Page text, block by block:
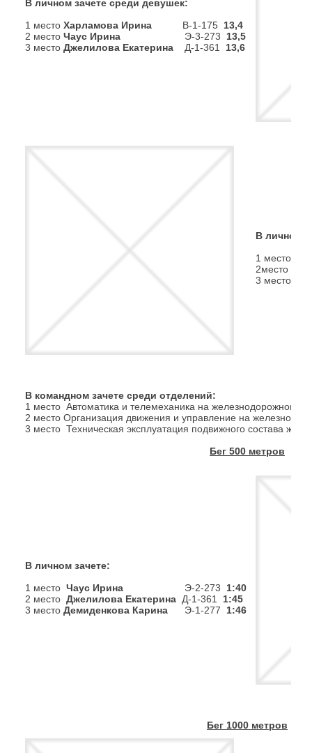
В личном зачете среди девушек:
1 место Харламова Ирина В-1-175 13,4
2 место Чаус Ирина Э-3-273 13,5
3 место Джелилова Екатерина Д-1-361 13,6
В личном
1 место
2место
3 место
В командном зачете среди отделений:
1 место Автоматика и телемеханика на железнодорожном
2 место Организация движения и управление на
3 место Техническая эксплуатация подвижного состава
Бег 500 метров
В личном зачете:
1 место Чаус Ирина Э-2-273 1:40
2 место Джелилова Екатерина Д-1-361 1:45
3 место Демиденкова Карина Э-1-277 1:46
Бег 1000 метров